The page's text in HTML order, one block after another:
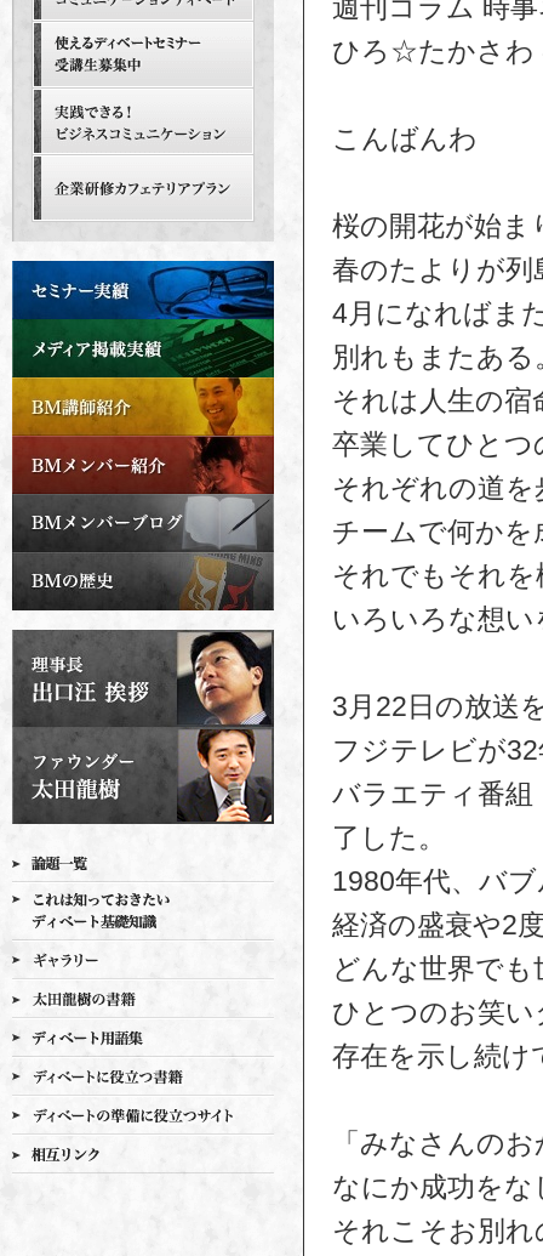
週刊コラム 時
ひろ☆たかさ
こんばんわ
桜の開花が始ま
春のたよりが列
4月になればま
別れもまたある
それは人生の宿
卒業してひと
それぞれの道
チームで何か
それでもそれ
いろいろな想
3月22日の放送
フジテレビが
バラエティ番
了した。
1980年代、バ
経済の盛衰や2
どんな世界で
ひとつのお笑
存在を示し続け
「みなさんの
なにか成功を
それこそお別